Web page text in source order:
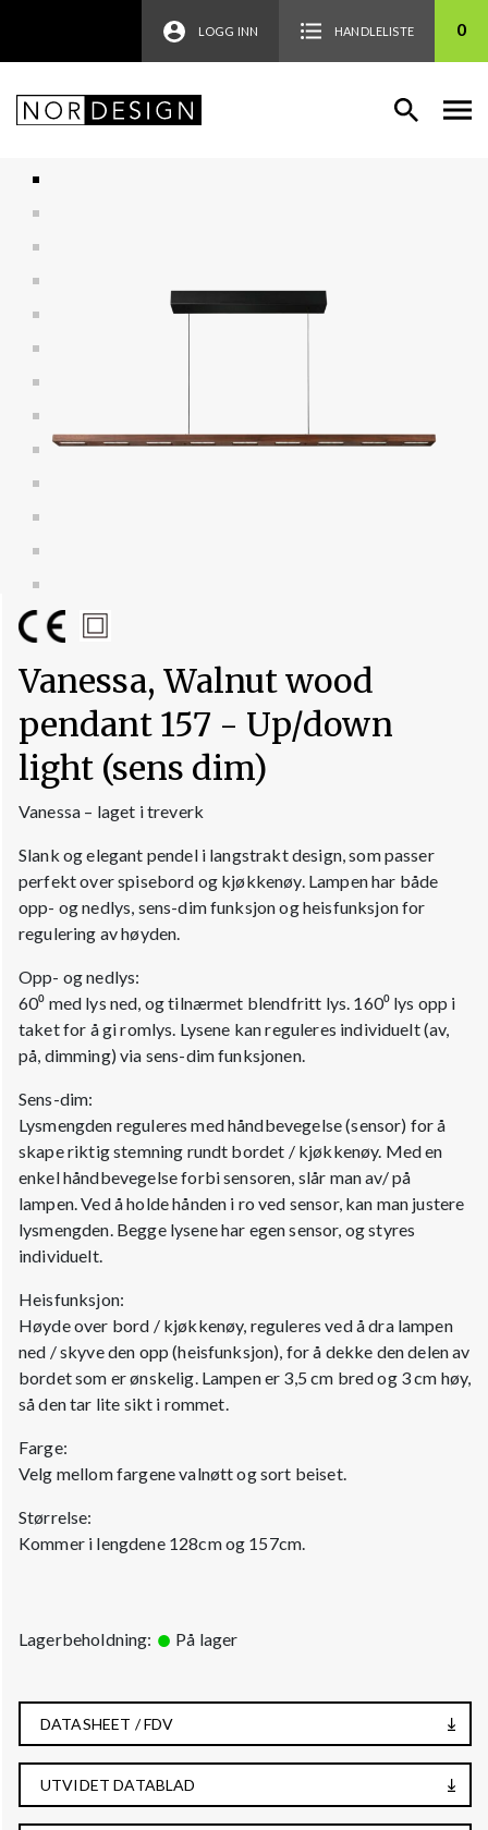
LOGG INN HANDLELISTE 0
Vanessa, Walnut wood
pendant 157 - Up/down
light (sens dim)
Vanessa – laget i treverk
Slank og elegant pendel i langstrakt design, som passer
perfekt over spisebord og kjøkkenøy. Lampen har både
opp- og nedlys, sens-dim funksjon og heisfunksjon for
regulering av høyden.
Opp- og nedlys:
60⁰ med lys ned, og tilnærmet blendfritt lys. 160⁰ lys opp i
taket for å gi romlys. Lysene kan reguleres individuelt (av,
på, dimming) via sens-dim funksjonen.
Sens-dim:
Lysmengden reguleres med håndbevegelse (sensor) for å
skape riktig stemning rundt bordet / kjøkkenøy. Med en
enkel håndbevegelse forbi sensoren, slår man av/ på
lampen. Ved å holde hånden i ro ved sensor, kan man justere
lysmengden. Begge lysene har egen sensor, og styres
individuelt.
Heisfunksjon:
Høyde over bord / kjøkkenøy, reguleres ved å dra lampen
ned / skyve den opp (heisfunksjon), for å dekke den delen av
bordet som er ønskelig. Lampen er 3,5 cm bred og 3 cm høy,
så den tar lite sikt i rommet.
Farge:
Velg mellom fargene valnøtt og sort beiset.
Størrelse:
Kommer i lengdene 128cm og 157cm.
Lagerbeholdning: På lager
DATASHEET / FDV
UTVIDET DATABLAD